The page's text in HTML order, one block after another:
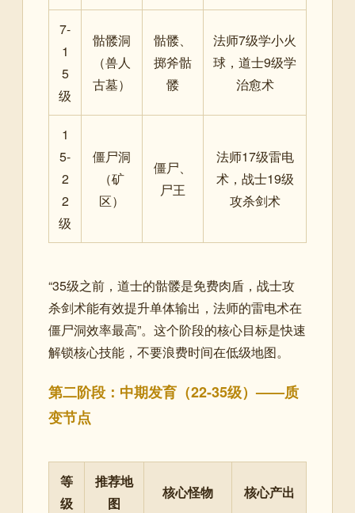
7-
1
5
级
骷髅洞
（兽人
古墓）
骷髅、
掷斧骷
髅
法师7级学小火
球，道士9级学
治愈术
1
5-
2
2
级
僵尸洞
（矿
区）
僵尸、
尸王
法师17级雷电
术，战士19级
攻杀剑术
“35级之前，道士的骷髅是免费肉盾，战士攻
杀剑术能有效提升单体输出，法师的雷电术在
僵尸洞效率最高”。这个阶段的核心目标是快速
解锁核心技能，不要浪费时间在低级地图。
第二阶段：中期发育（22-35级）——质
变节点
等
级
推荐地
图
核心怪物 核心产出